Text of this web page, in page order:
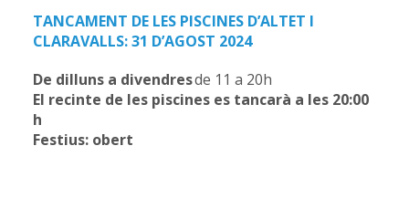
TANCAMENT DE LES PISCINES D’ALTET I
CLARAVALLS: 31 D’AGOST 2024
De dilluns a divendresde 11 a 20h
El recinte de les piscines es tancarà a les 20:00
h
Festius: obert